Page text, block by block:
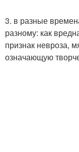
3. в разные
разному: как
признак невроза,
означающую